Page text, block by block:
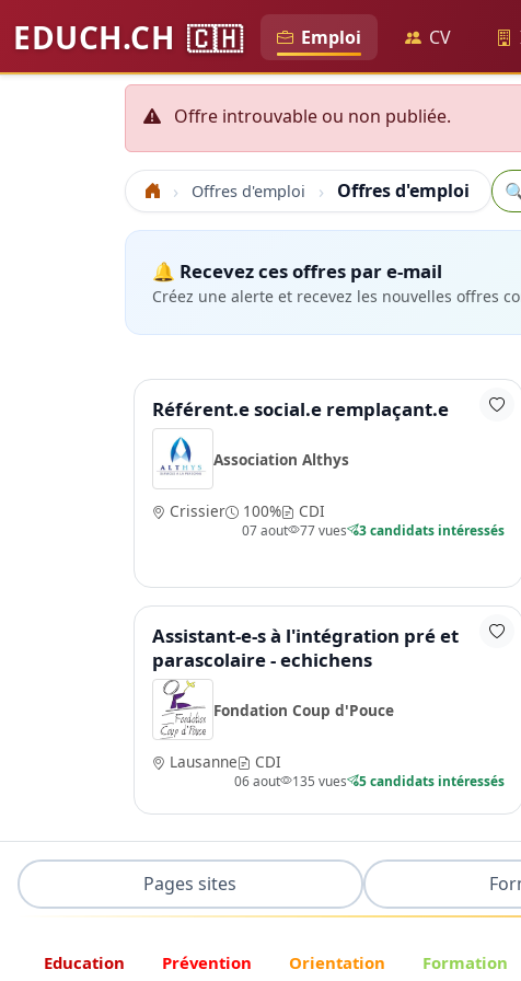
EDUCH.CH 🇨🇭 Emploi CV
Offre introuvable ou non publiée.
Accueil Offres d'emploi Offres d'emploi
🔔 Recevez ces offres par e-mail
Créez une alerte et recevez les nouvelles offres
Référent.e social.e remplaçant.e
Association Althys
Crissier 100% CDI
07 aout 77 vues 3 candidats intéressés
Assistant-e-s à l'intégration pré et
parascolaire - echichens
Fondation Coup d'Pouce
Lausanne CDI
06 aout 135 vues 5 candidats intéressés
Pages sites
Education Prévention Orientation Formation